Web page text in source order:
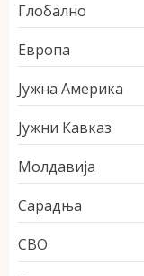
Глобално
Европа
Јужна Америка
Јужни Кавказ
Молдавија
Сарадња
СВО